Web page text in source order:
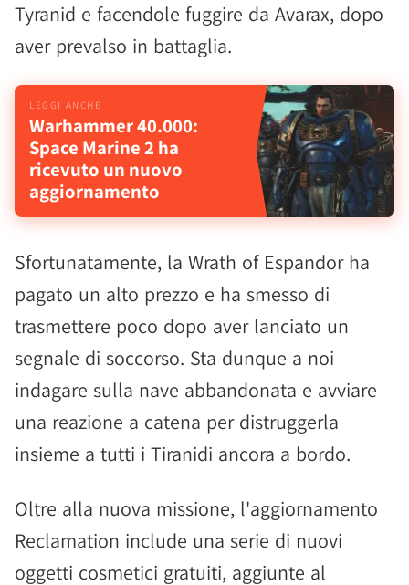
Tyranid e facendole fuggire da Avarax, dopo
aver prevalso in battaglia.
Warhammer 40.000:
Space Marine 2 ha
ricevuto un nuovo
aggiornamento
Sfortunatamente, la Wrath of Espandor ha
pagato un alto prezzo e ha smesso di
trasmettere poco dopo aver lanciato un
segnale di soccorso. Sta dunque a noi
indagare sulla nave abbandonata e avviare
una reazione a catena per distruggerla
insieme a tutti i Tiranidi ancora a bordo.
Oltre alla nuova missione, l'aggiornamento
Reclamation include una serie di nuovi
oggetti cosmetici gratuiti, aggiunte al